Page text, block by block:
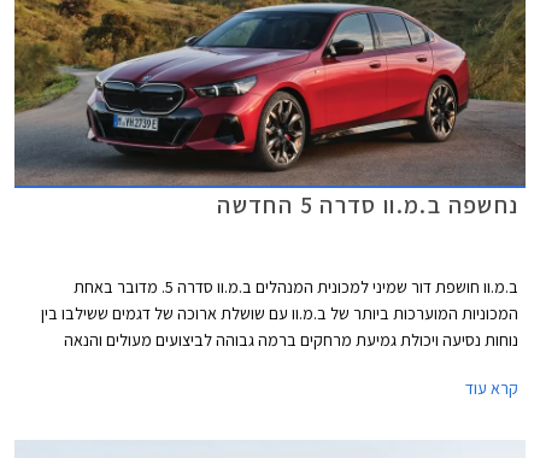
נחשפה ב.מ.וו סדרה 5 החדשה
ב.מ.וו חושפת דור שמיני למכונית המנהלים ב.מ.וו סדרה 5. מדובר באחת
המכוניות המוערכות ביותר של ב.מ.וו עם שושלת ארוכה של דגמים ששילבו בין
נוחות נסיעה ויכולת גמיעת מרחקים ברמה גבוהה לביצועים מעולים והנאה
הדור החדש של ב.מ.וו סדרה 5 נחשף כמעט במקביל למתחרה הנצחית מרצדס
קרא עוד